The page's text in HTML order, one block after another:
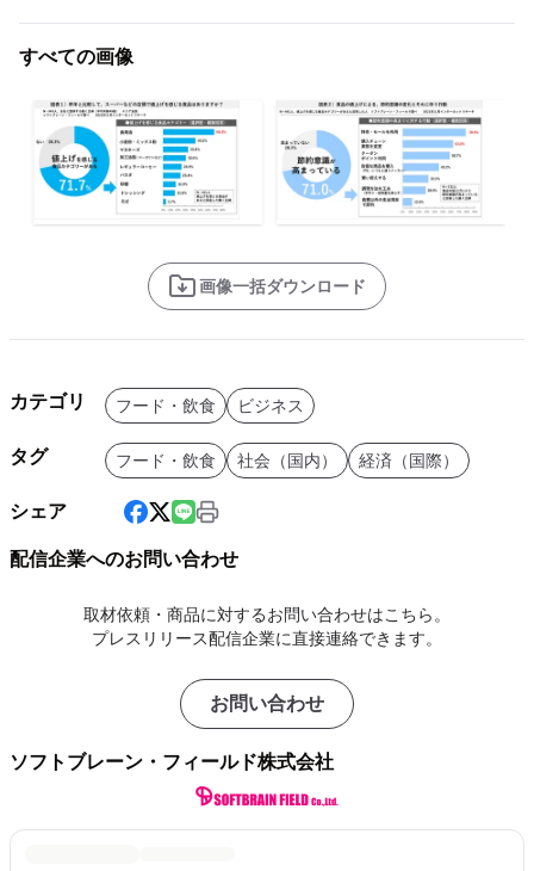
すべての画像
画像一括ダウンロード
カテゴリ フード・飲食 ビジネス
タグ フード・飲食 社会（国内） 経済（国際）
シェア
配信企業へのお問い合わせ
取材依頼・商品に対するお問い合わせはこちら。
プレスリリース配信企業に直接連絡できます。
お問い合わせ
ソフトブレーン・フィールド株式会社